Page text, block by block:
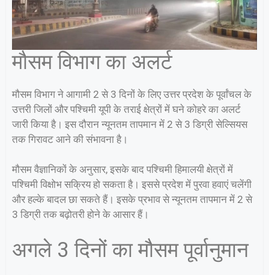
मौसम विभाग का अलर्ट
मौसम विभाग ने आगामी 2 से 3 दिनों के लिए उत्तर प्रदेश के पूर्वांचल के
उत्तरी जिलों और पश्चिमी यूपी के तराई क्षेत्रों में घने कोहरे का अलर्ट
जारी किया है। इस दौरान न्यूनतम तापमान में 2 से 3 डिग्री सेल्सियस
तक गिरावट आने की संभावना है।
मौसम वैज्ञानिकों के अनुसार, इसके बाद पश्चिमी हिमालयी क्षेत्रों में
पश्चिमी विक्षोभ सक्रिय हो सकता है। इससे प्रदेश में पुरवा हवाएं चलेंगी
और हल्के बादल छा सकते हैं। इसके प्रभाव से न्यूनतम तापमान में 2 से
3 डिग्री तक बढ़ोतरी होने के आसार हैं।
अगले 3 दिनों का मौसम पूर्वानुमान